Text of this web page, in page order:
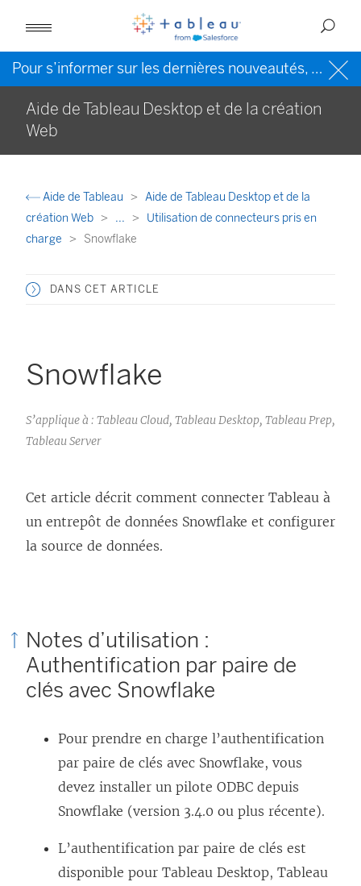
Pour s’informer sur les dernières nouveautés, veuillez consulter l’
Aide de Tableau Desktop et de la création
Web
Aide de Tableau
Aide de Tableau Desktop et de la
création Web
...
Utilisation de connecteurs pris en
charge
Snowflake
DANS CET ARTICLE
Snowflake
S’applique à : Tableau Cloud, Tableau Desktop, Tableau Prep,
Tableau Server
Cet article décrit comment connecter Tableau à
un entrepôt de données Snowflake et configurer
la source de données.
Notes d’utilisation :
Authentification par paire de
clés avec Snowflake
Pour prendre en charge l’authentification
par paire de clés avec Snowflake, vous
devez installer un pilote ODBC depuis
Snowflake (version 3.4.0 ou plus récente).
L’authentification par paire de clés est
disponible pour Tableau Desktop, Tableau